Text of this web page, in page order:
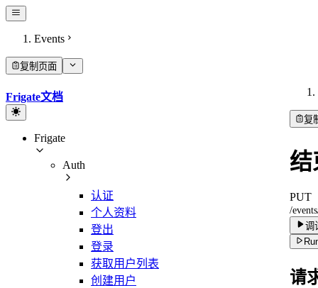
Events
复制页面
Frigate文档
Frigate
Auth
认证
个人资料
登出
登录
获取用户列表
创建用户
复
结
PUT
/
调
请